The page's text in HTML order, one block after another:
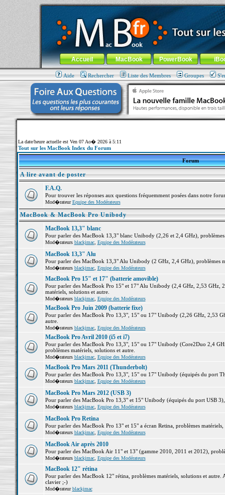
MacBook-fr.com : 100% Apple... 100% nomade !
Aller au contenu-Aller au menu général-Aller au menu de
Menu général
Accueil MacBook PowerBook
Aide Rechercher Liste des Membres Groupes
La date/heure actuelle est Ven 07 Ao� 2026 à 5:11
Tout sur les MacBook Index du Forum
Forum
A lire avant de poster
F.A.Q.
Pour trouver les réponses aux questions fréquemment posées dans notre
Mod�rateurEquipe des Modérateurs
MacBook & MacBook Pro Unibody
MacBook 13,3" blanc
Pour parler des MacBook 13,3" blanc Unibody (2,26 et 2,4 GHz),
Mod�rateurs blackjmac, Equipe des Modérateurs
MacBook 13,3" Alu
Pour parler des MacBook 13,3" Alu Unibody (2 GHz, 2,4 GHz), problèmes
Mod�rateurs blackjmac, Equipe des Modérateurs
MacBook Pro 15" et 17" (batterie amovible)
Pour parler des MacBook Pro 15" et 17" Alu Unibody (2,4 GHz, 2,53 GHz,
matériels, solutions et autre.
Mod�rateurs blackjmac, Equipe des Modérateurs
MacBook Pro Juin 2009 (batterie fixe)
Pour parler des MacBook Pro 13,3", 15" ou 17" Unibody (2,26 GHz, 2,53
autre.
Mod�rateurs blackjmac, Equipe des Modérateurs
MacBook Pro Avril 2010 (i5 et i7)
Pour parler des MacBook Pro 13,3", 15" ou 17" Unibody (Core2Duo 2,4
problèmes matériels, solutions et autre.
Mod�rateurs blackjmac, Equipe des Modérateurs
MacBook Pro Mars 2011 (Thunderbolt)
Pour parler des MacBook Pro 13,3", 15" ou 17" Unibody (équipés du port
Mod�rateurs blackjmac, Equipe des Modérateurs
MacBook Pro Mars 2012 (USB 3)
Pour parler des MacBook Pro 13,3" et 15" Unibody (équipés du port USB
Mod�rateurs blackjmac, Equipe des Modérateurs
MacBook Pro Retina
Pour parler des MacBook Pro 13" et 15" a écran Retina, problèmes matériels,
Mod�rateurs blackjmac, Equipe des Modérateurs
MacBook Air après 2010
Pour parler des MacBook Air 11" et 13" (gamme 2010, 2011 et 2012),
Mod�rateurs blackjmac, Equipe des Modérateurs
MacBook 12" rétina
Pour parler des MacBook 12" rétina, problèmes matériels, solutions et
clavier ;-)
Mod�rateurblackjmac